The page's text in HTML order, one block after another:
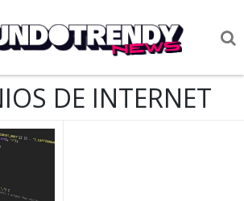
DE INTERNET